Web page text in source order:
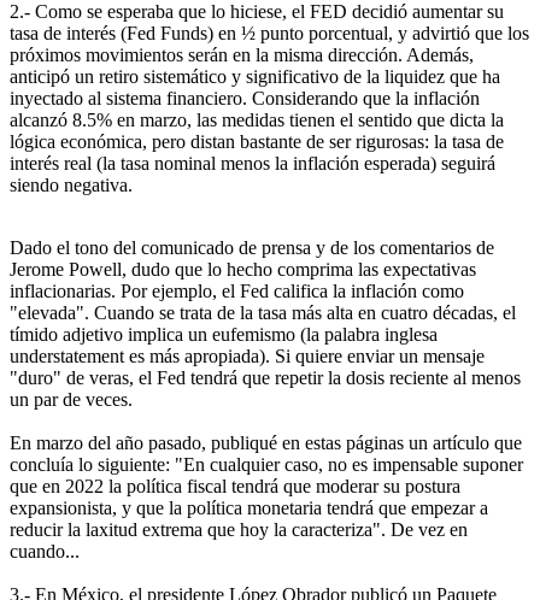
2.- Como se esperaba que lo hiciese, el FED decidió aumentar su
tasa de interés (Fed Funds) en ½ punto porcentual, y advirtió que los
próximos movimientos serán en la misma dirección. Además,
anticipó un retiro sistemático y significativo de la liquidez que ha
inyectado al sistema financiero. Considerando que la inflación
alcanzó 8.5% en marzo, las medidas tienen el sentido que dicta la
lógica económica, pero distan bastante de ser rigurosas: la tasa de
interés real (la tasa nominal menos la inflación esperada) seguirá
siendo negativa.
Dado el tono del comunicado de prensa y de los comentarios de
Jerome Powell, dudo que lo hecho comprima las expectativas
inflacionarias. Por ejemplo, el Fed califica la inflación como
"elevada". Cuando se trata de la tasa más alta en cuatro décadas, el
tímido adjetivo implica un eufemismo (la palabra inglesa
understatement es más apropiada). Si quiere enviar un mensaje
"duro" de veras, el Fed tendrá que repetir la dosis reciente al menos
un par de veces.
En marzo del año pasado, publiqué en estas páginas un artículo que
concluía lo siguiente: "En cualquier caso, no es impensable suponer
que en 2022 la política fiscal tendrá que moderar su postura
expansionista, y que la política monetaria tendrá que empezar a
reducir la laxitud extrema que hoy la caracteriza". De vez en
cuando...
3.- En México, el presidente López Obrador publicó un Paquete